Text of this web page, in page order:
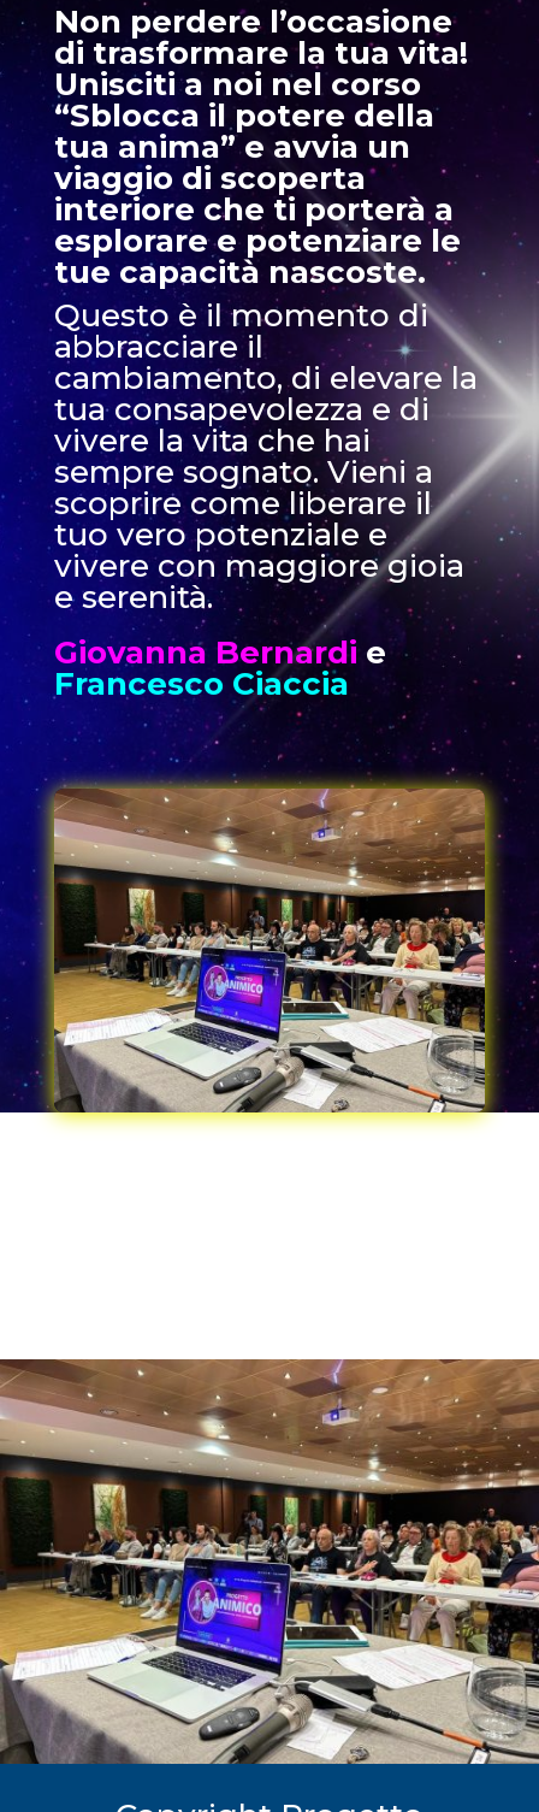
Non perdere l’occasione
di trasformare la tua vita!
Unisciti a noi nel corso
“Sblocca il potere della
tua anima” e avvia un
viaggio di scoperta
interiore che ti porterà a
esplorare e potenziare le
tue capacità nascoste.
Questo è il momento di
abbracciare il
cambiamento, di elevare la
tua consapevolezza e di
vivere la vita che hai
sempre sognato. Vieni a
scoprire come liberare il
tuo vero potenziale e
vivere con maggiore gioia
e serenità.
Giovanna Bernardi e
Francesco Ciaccia